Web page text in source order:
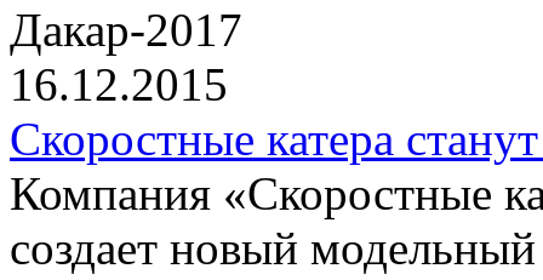
Дакар-2017
16.12.2015
Скоростные катера
Компания
создает новый